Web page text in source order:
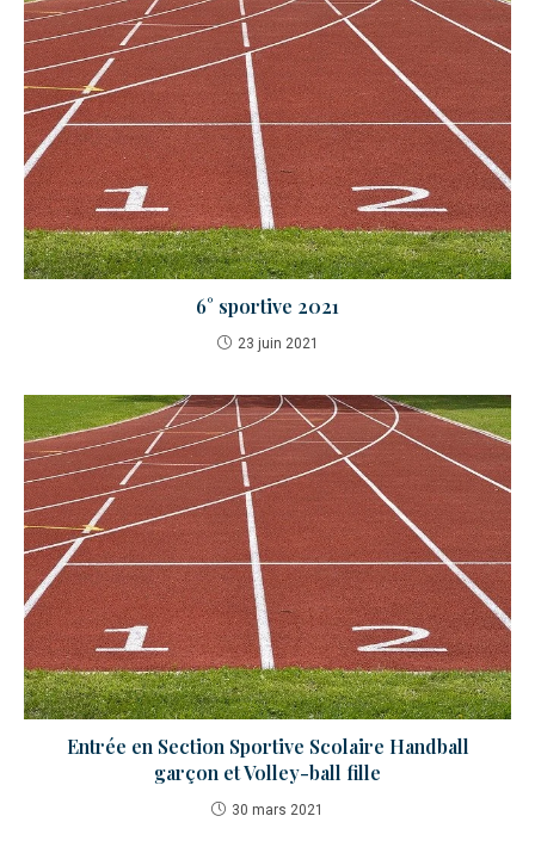
6° sportive 2021
23 juin 2021
Entrée en Section Sportive Scolaire Handball
garçon et Volley-ball fille
30 mars 2021